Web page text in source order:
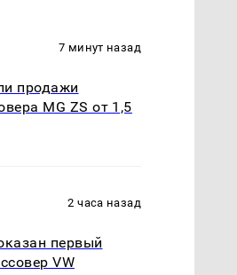
7 минут назад
продажи
MG ZS от 1,5
2 часа назад
первый
VW